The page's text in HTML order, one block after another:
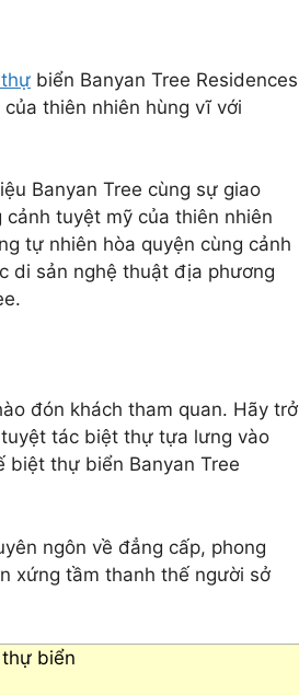
biển Banyan Tree Residences
thiên nhiên hùng vĩ với
Banyan Tree cùng sự giao
tuyệt mỹ của thiên nhiên
tự nhiên hòa quyện cùng cảnh
di sản nghệ thuật địa phương
đón khách tham quan. Hãy trở
tác biệt thự tựa lưng vào
biệt thự biển Banyan Tree
ngôn về đẳng cấp, phong
xứng tầm thanh thế người sở
biển